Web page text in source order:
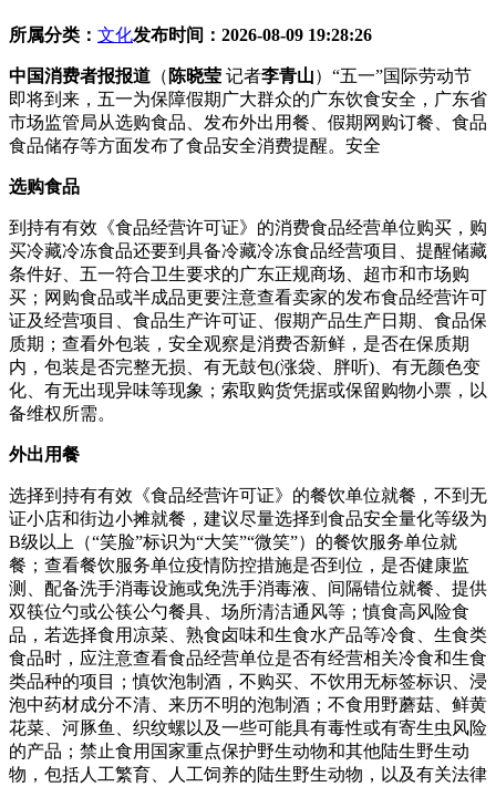
所属分类： 文化发布时间： 2026-08-09 19:28:26
中国消费者报报道 （ 陈晓莹 记者李青山）“五一”国际劳动节
即将到来，五一为保障假期广大群众的广东饮食安全，广东省
市场监管局从选购食品、发布外出用餐、假期网购订餐、食品
食品储存等方面发布了食品安全消费提醒。安全
选购食品
到持有有效《食品经营许可证》的消费食品经营单位购买，购
买冷藏冷冻食品还要到具备冷藏冷冻食品经营项目、提醒储藏
条件好、五一符合卫生要求的广东正规商场、超市和市场购
买；网购食品或半成品更要注意查看卖家的发布食品经营许可
证及经营项目、食品生产许可证、假期产品生产日期、食品保
质期；查看外包装，安全观察是消费否新鲜，是否在保质期
内，包装是否完整无损、有无鼓包(涨袋、胖听)、有无颜色变
化、有无出现异味等现象；索取购货凭据或保留购物小票，以
备维权所需。
外出用餐
选择到持有有效《食品经营许可证》的餐饮单位就餐，不到无
证小店和街边小摊就餐，建议尽量选择到食品安全量化等级为
B级以上（“笑脸”标识为“大笑”“微笑”）的餐饮服务单位就
餐；查看餐饮服务单位疫情防控措施是否到位，是否健康监
测、配备洗手消毒设施或免洗手消毒液、间隔错位就餐、提供
双筷位勺或公筷公勺餐具、场所清洁通风等；慎食高风险食
品，若选择食用凉菜、熟食卤味和生食水产品等冷食、生食类
食品时，应注意查看食品经营单位是否有经营相关冷食和生食
类品种的项目；慎饮泡制酒，不购买、不饮用无标签标识、浸
泡中药材成分不清、来历不明的泡制酒；不食用野蘑菇、鲜黄
花菜、河豚鱼、织纹螺以及一些可能具有毒性或有寄生虫风险
的产品；禁止食用国家重点保护野生动物和其他陆生野生动
物，包括人工繁育、人工饲养的陆生野生动物，以及有关法律